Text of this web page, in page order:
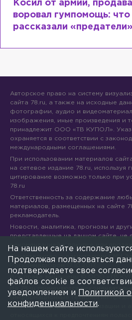
Косил от армии,
воровал гумпомощь:
рассказали «предатели»
Авторское право на систему
сайта 78.ru, а также на исходные
фотографии, аудио и
изображения, иные произведения и
принадлежит ООО «ТВ КУПОЛ».
охраняется в соответствии с
международными соглашениями.
При использовании материалов
на сетевое издание 78.ru, используя
цитирование возможно только при
78.ru
Ответственность за содержание
материалов, размещенных на сайте
рекламодатель.
Новости, аналитика, прогнозы и
представленные на данном сайте, не
рекомендацией к покупке или
Свидетельство о регистрации СМИ
Все права защищены © ООО «ТВ
На 78.ru применяются
(информационные технологии
на основе сбора, систематизации и
На нашем сайте
Продолжая пользоваться
подтверждаете свое
файлов cookie в
уведомлением и
Политикой о
конфиденциальности.